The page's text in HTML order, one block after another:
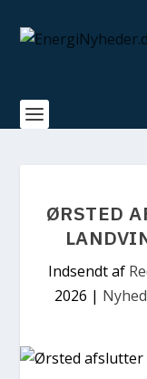
ØRSTED
Indsendt af
2026 |